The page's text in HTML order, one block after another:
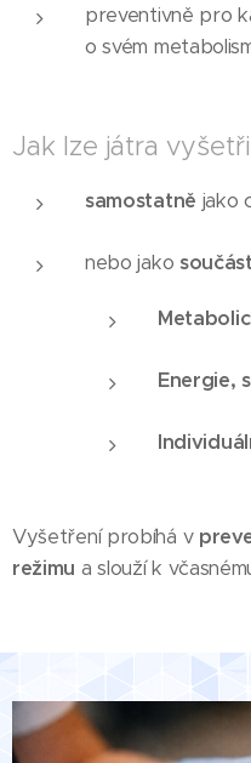
preventivně pro
o svém
Jak lze játra
samostatně jako
nebo jako
Energie,
Vyšetření probíhá v
režimu a slouží k